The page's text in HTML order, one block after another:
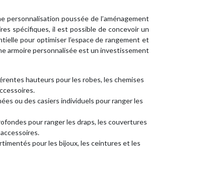
poussée de l’aménagement
spécifiques, il est possible de concevoir un
pour optimiser l’espace de rangement et
armoire personnalisée est un investissement
hauteurs pour les robes, les chemises
ou des casiers individuels pour ranger les
pour ranger les draps, les couvertures
pour les bijoux, les ceintures et les